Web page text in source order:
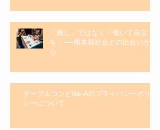
「施し」ではなく「働いて自立
を」──熊本福祉会との出会いか
ら
テーブルコンビlite-Aのプライバシーポリ
シーについて